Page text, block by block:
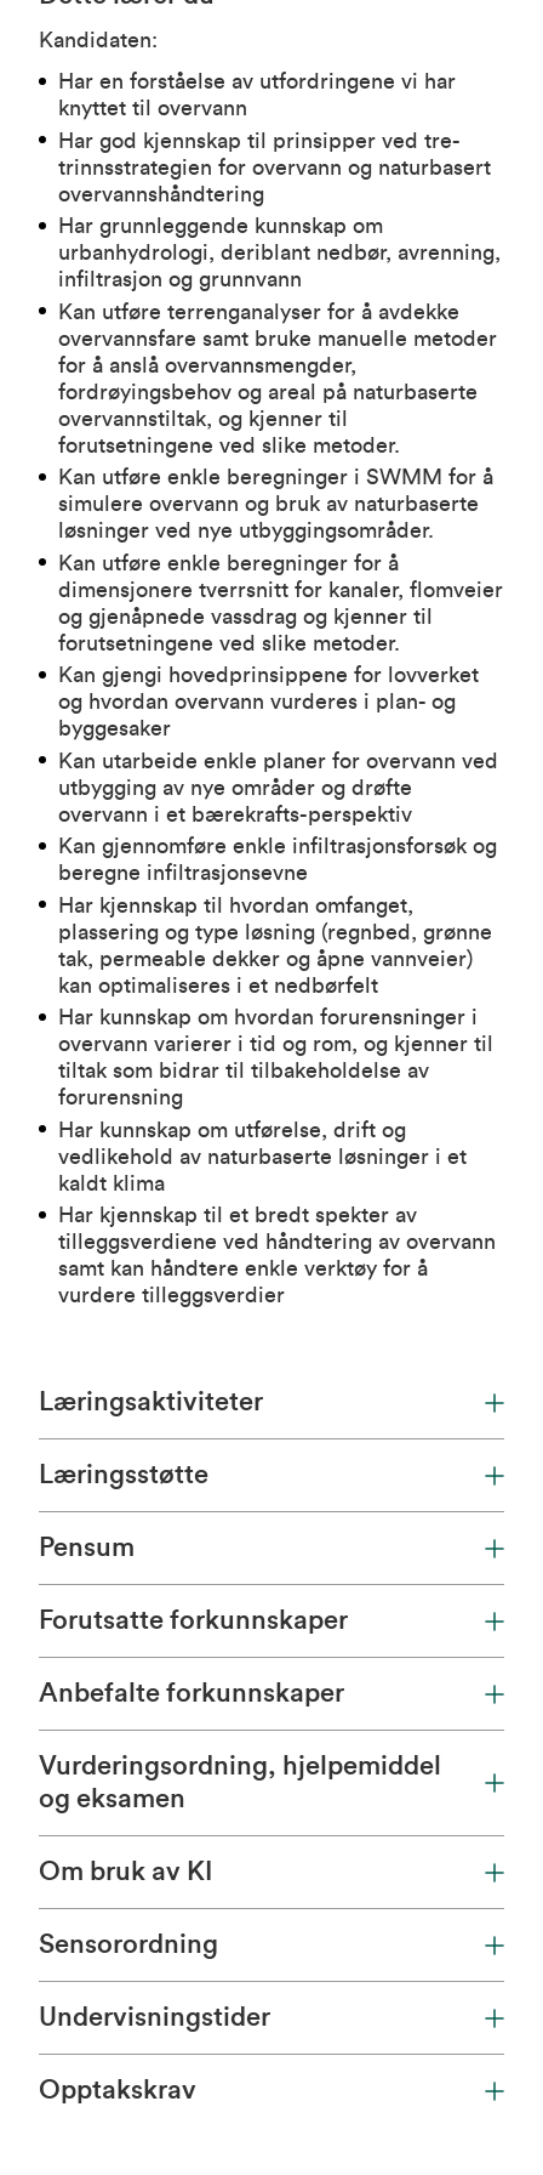
Kandidaten:
Har en forståelse av utfordringene vi har
knyttet til overvann
Har god kjennskap til prinsipper ved tre-
trinnsstrategien for overvann og naturbasert
overvannshåndtering
Har grunnleggende kunnskap om
urbanhydrologi, deriblant nedbør, avrenning,
infiltrasjon og grunnvann
Kan utføre terrenganalyser for å avdekke
overvannsfare samt bruke manuelle metoder
for å anslå overvannsmengder,
fordrøyingsbehov og areal på naturbaserte
overvannstiltak, og kjenner til
forutsetningene ved slike metoder.
Kan utføre enkle beregninger i SWMM for å
simulere overvann og bruk av naturbaserte
løsninger ved nye utbyggingsområder.
Kan utføre enkle beregninger for å
dimensjonere tverrsnitt for kanaler, flomveier
og gjenåpnede vassdrag og kjenner til
forutsetningene ved slike metoder.
Kan gjengi hovedprinsippene for lovverket
og hvordan overvann vurderes i plan- og
byggesaker
Kan utarbeide enkle planer for overvann ved
utbygging av nye områder og drøfte
overvann i et bærekrafts-perspektiv
Kan gjennomføre enkle infiltrasjonsforsøk og
beregne infiltrasjonsevne
Har kjennskap til hvordan omfanget,
plassering og type løsning (regnbed, grønne
tak, permeable dekker og åpne vannveier)
kan optimaliseres i et nedbørfelt
Har kunnskap om hvordan forurensninger i
overvann varierer i tid og rom, og kjenner til
tiltak som bidrar til tilbakeholdelse av
forurensning
Har kunnskap om utførelse, drift og
vedlikehold av naturbaserte løsninger i et
kaldt klima
Har kjennskap til et bredt spekter av
tilleggsverdiene ved håndtering av overvann
samt kan håndtere enkle verktøy for å
vurdere tilleggsverdier
Læringsaktiviteter
Læringsstøtte
Pensum
Forutsatte forkunnskaper
Anbefalte forkunnskaper
Vurderingsordning, hjelpemiddel
og eksamen
Om bruk av KI
Sensorordning
Undervisningstider
Opptakskrav